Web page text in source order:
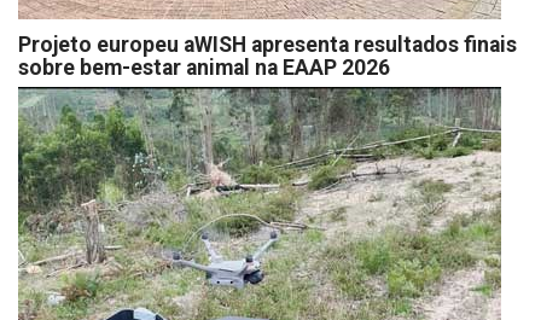
Projeto europeu aWISH apresenta resultados finais
sobre bem-estar animal na EAAP 2026